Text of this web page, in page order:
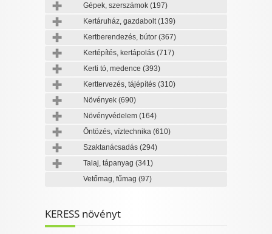
Gépek, szerszámok (197)
Kertáruház, gazdabolt(139)
Kertberendezés, bútor (367)
Kertépítés, kertápolás (717)
Kerti tó, medence (393)
Kerttervezés, tájépítés (310)
Növények (690)
Növényvédelem (164)
Öntözés, víztechnika (610)
Szaktanácsadás (294)
Talaj, tápanyag (341)
Vetőmag, fűmag (97)
KERESS növényt